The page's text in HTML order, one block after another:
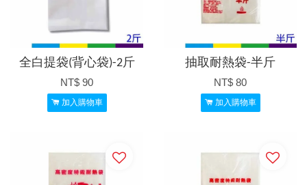
全白提袋(背心袋)-2斤
NT$ 90
加入購物車
抽取耐熱袋-半斤
NT$ 80
加入購物車